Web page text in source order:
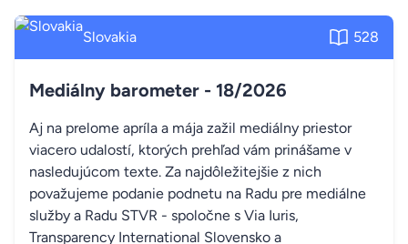
Slovakia 528
Mediálny barometer - 18/2026
Aj na prelome apríla a mája zažil mediálny priestor
viacero udalostí, ktorých prehľad vám prinášame v
nasledujúcom texte. Za najdôležitejšie z nich
považujeme podanie podnetu na Radu pre mediálne
služby a Radu STVR - spoločne s Via Iuris,
Transparency International Slovensko a